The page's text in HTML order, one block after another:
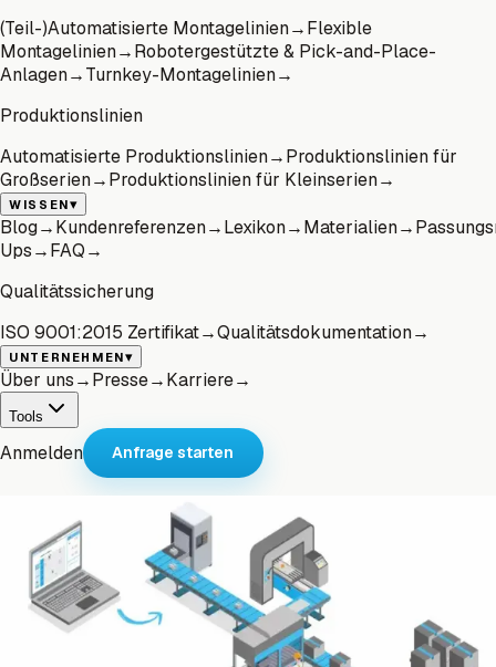
(Teil-)Automatisierte Montagelinien→Flexible
Montagelinien→Robotergestützte & Pick-and-Place-
Anlagen→Turnkey-Montagelinien→
Produktionslinien
Automatisierte Produktionslinien→Produktionslinien für
Großserien→Produktionslinien für Kleinserien→
WISSEN▾
Blog→Kundenreferenzen→Lexikon→Materialien→
Ups→FAQ→
Qualitätssicherung
ISO 9001:2015 Zertifikat→Qualitätsdokumentation→
UNTERNEHMEN▾
Über uns→Presse→Karriere→
Tools
Anmelden Anfrage starten
Nutzen Sie unsere
Produktionsservices
um Ihre Produkte, Baugruppen oder Bauteile